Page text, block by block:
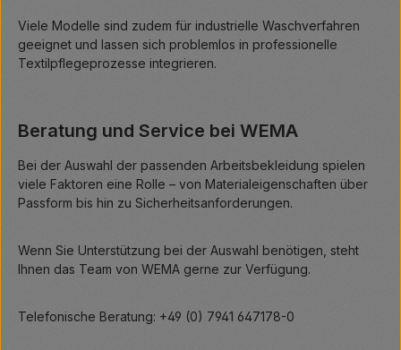
Viele Modelle sind zudem für industrielle Waschverfahren
geeignet und lassen sich problemlos in professionelle
Textilpflegeprozesse integrieren.
Beratung und Service bei WEMA
Bei der Auswahl der passenden Arbeitsbekleidung spielen
viele Faktoren eine Rolle – von Materialeigenschaften über
Passform bis hin zu Sicherheitsanforderungen.
Wenn Sie Unterstützung bei der Auswahl benötigen, steht
Ihnen das Team von WEMA gerne zur Verfügung.
Telefonische Beratung: +49 (0) 7941 647178-0